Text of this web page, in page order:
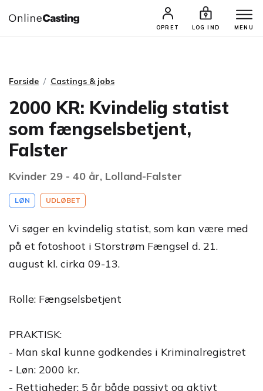
OPRET LOG IND MENU
CASTINGS & JOBS SØG PROFIL
Forside Castings & jobs
2000 KR: Kvindelig statist
som fængselsbetjent,
Falster
Kvinder 29 - 40 år, Lolland-Falster
LØN UDLØBET
Vi søger en kvindelig statist, som kan være med
på et fotoshoot i Storstrøm Fængsel d. 21.
august kl. cirka 09-13.
Rolle: Fængselsbetjent
PRAKTISK:
- Man skal kunne godkendes i Kriminalregistret
- Løn: 2000 kr.
- Rettigheder: 5 år både passivt og aktivt